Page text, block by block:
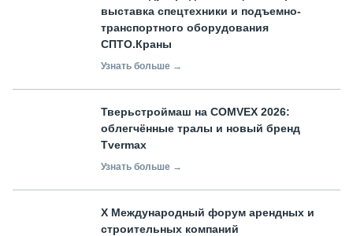
выставка спецтехники и подъемно-
транспортного оборудования
СПТО.Краны
Узнать больше →
Тверьстроймаш на COMVEX 2026:
облегчённые тралы и новый бренд
Tvermax
Узнать больше →
X Международный форум арендных и
строительных компаний